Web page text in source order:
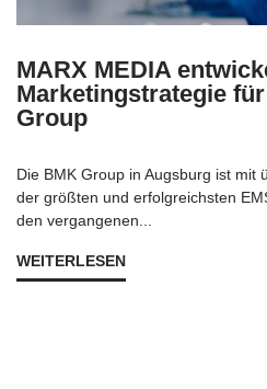
MARX MEDIA
Marketingstrategie
Group
Die BMK Group in Augsburg ist mit
der größten und erfolgreichsten
den vergangenen...
WEITERLESEN